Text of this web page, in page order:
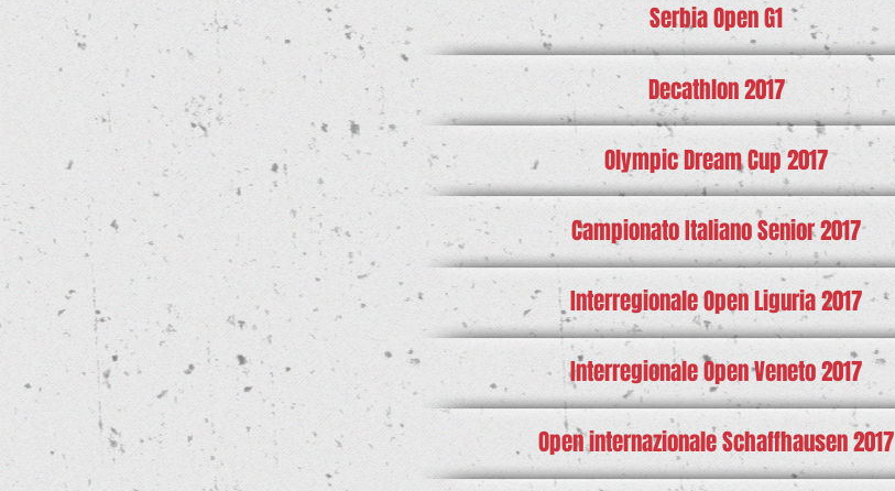
Serbia Open G1
Decathlon 2017
Olympic Dream Cup 2017
Campionato Italiano Senior 2017
Interregionale Open Liguria 2017
Interregionale Open Veneto 2017
Open internazionale Schaffhausen 2017